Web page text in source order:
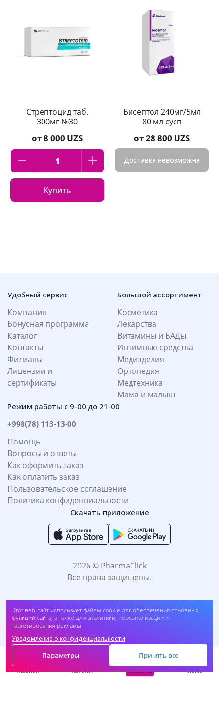
Этот веб-сайт использует файлы cookie для обеспечения основных
функций сайта, а также для аналитики, персонализации и
таргетирования рекламы.
Уведомление о конфиденциальности
Параметры Принять все
Стрептоцид таб.
300мг №30
от8 000 UZS
Купить
Бисептол 240мг/5мл
80 мл сусп
от28 800 UZS
Доставка невозможна
Удобный сервис
Компания
Бонусная программа
Каталог
Контакты
Филиалы
Лицензии и
сертификаты
Большой ассортимент
Косметика
Лекарства
Витамины и БАДы
Интимные средства
Медизделия
Ортопедия
Медтехника
Мама и малыш
Режим работы с 9-00 до 21-00
+998(78) 113-13-00
Помощь
Вопросы и ответы
Как оформить заказ
Как оплатить заказ
Пользовательское соглашение
Политика конфиденциальности
Скачать приложение
2026 © PharmaClick
Все права защищены.
Принимаем к оплате:
Главная Каталог Корзина Меню